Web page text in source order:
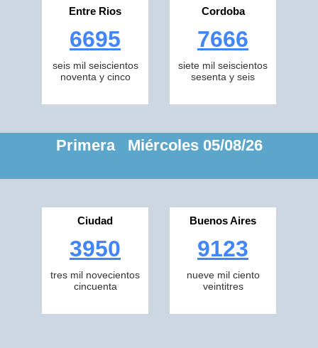
Entre Rios
6695
seis mil seiscientos
noventa y cinco
Cordoba
7666
siete mil seiscientos
sesenta y seis
Primera Miércoles 05/08/26
Ciudad
3950
tres mil novecientos
cincuenta
Buenos Aires
9123
nueve mil ciento
veintitres